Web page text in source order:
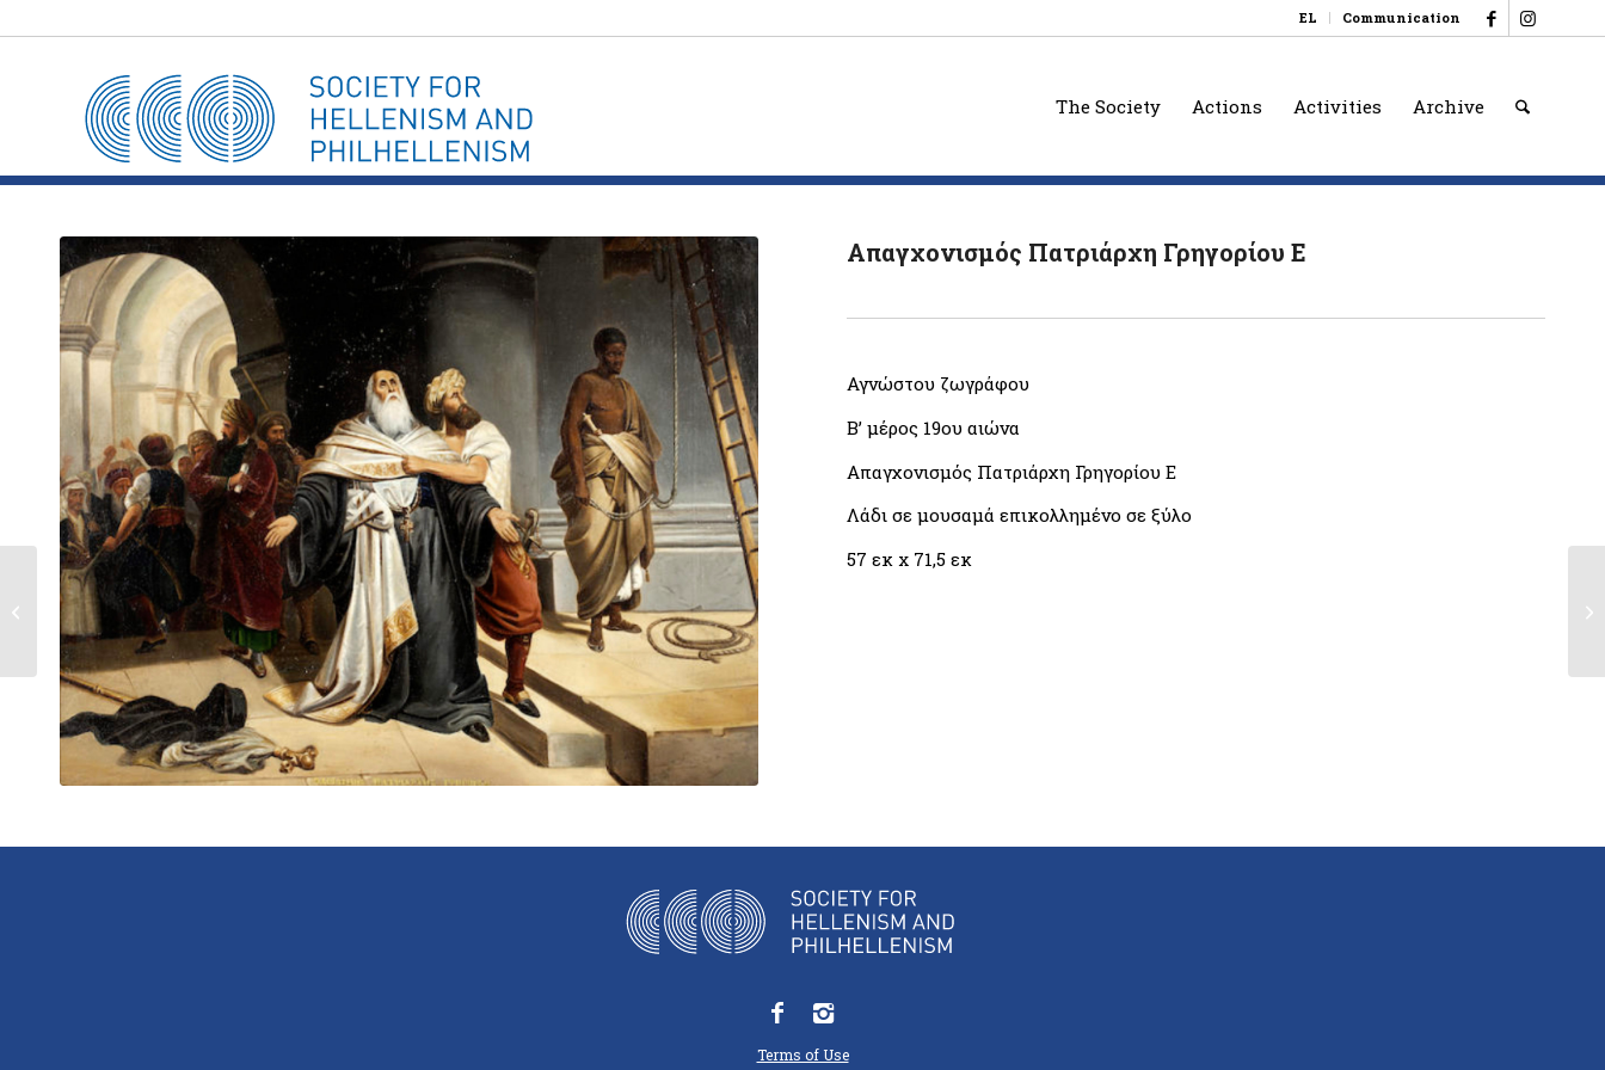
EL Communication
The Society Actions Activities Archive
Απαγχονισμός Πατριάρχη Γρηγορίου Ε
Αγνώστου ζωγράφου
Β’ μέρος 19ου αιώνα
Απαγχονισμός Πατριάρχη Γρηγορίου Ε
Λάδι σε μουσαμά επικολλημένο σε ξύλο
57 εκ x 71,5 εκ
Terms of Use
Γεώργιος
Καραϊσκάκης